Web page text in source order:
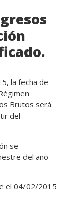
la fecha de
Brutos será
del
se
del año
el 04/02/2015